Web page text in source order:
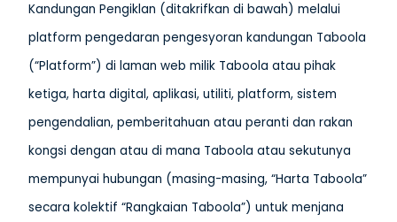
Kandungan Pengiklan (ditakrifkan di bawah) melalui
platform pengedaran pengesyoran kandungan Taboola
(“Platform”) di laman web milik Taboola atau pihak
ketiga, harta digital, aplikasi, utiliti, platform, sistem
pengendalian, pemberitahuan atau peranti dan rakan
kongsi dengan atau di mana Taboola atau sekutunya
mempunyai hubungan (masing-masing, “Harta Taboola”
secara kolektif “Rangkaian Taboola”) untuk menjana